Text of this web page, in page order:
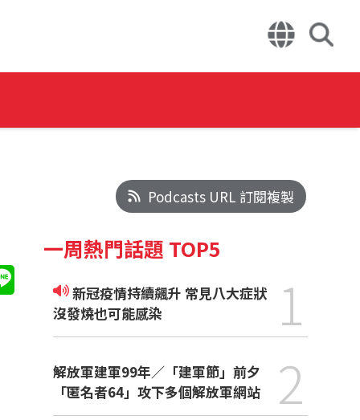
Podcasts URL 訂閱複製
一周熱門話題 TOP5
新冠疫情持續飆升 常見八大症狀
沒發燒也可能感染
1
解放軍建軍99年／「建軍節」前夕
「匿名者64」攻下多個解放軍網站
2